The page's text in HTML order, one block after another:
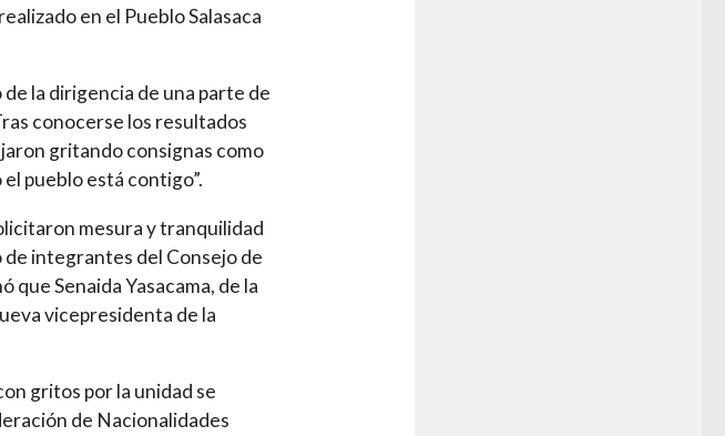
en el Pueblo Salasaca
la dirigencia de una parte de
conocerse los resultados
gritando consignas como
el pueblo está contigo”.
mesura y tranquilidad
integrantes del Consejo de
Senaida Yasacama, de la
vicepresidenta de la
gritos por la unidad se
de Nacionalidades